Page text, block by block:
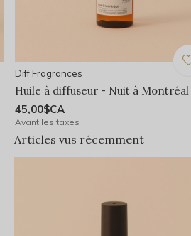
Diff Fragrances
Huile à diffuseur - Nuit à Montréal
45,00$CA
Avant les taxes
Articles vus récemment